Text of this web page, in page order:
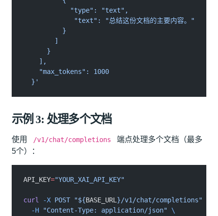
            "type": "text",
             "text": "总结这份文档的主要内容。"
          }
        ]
      }
    ],
    "max_tokens": 1000
  }'
示例 3: 处理多个文档
使用 /v1/chat/completions
端点处理多个文档（最多
5个）：
API_KEY="YOUR_XAI_API_KEY"
curl -X POST "${BASE_URL }/v1/chat/completions"
  -H
"Content-Type: application/json" \